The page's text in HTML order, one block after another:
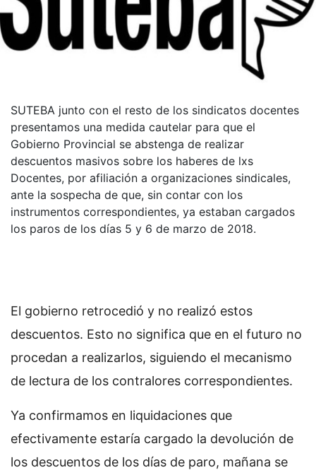
SUTEBA junto con el resto de los sindicatos docentes
presentamos una medida cautelar para que el
Gobierno Provincial se abstenga de realizar
descuentos masivos sobre los haberes de lxs
Docentes, por afiliación a organizaciones sindicales,
ante la sospecha de que, sin contar con los
instrumentos correspondientes, ya estaban cargados
los paros de los días 5 y 6 de marzo de 2018.
El gobierno retrocedió y no realizó estos
descuentos. Esto no significa que en el futuro no
procedan a realizarlos, siguiendo el mecanismo
de lectura de los contralores correspondientes.
Ya confirmamos en liquidaciones que
efectivamente estaría cargado la devolución de
los descuentos de los días de paro, mañana se